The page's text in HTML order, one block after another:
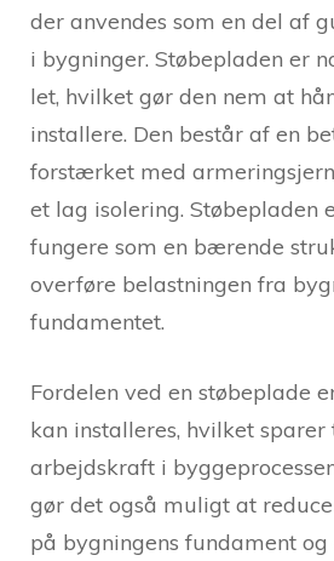
der anvendes som en del af
i bygninger. Støbepladen er
let, hvilket gør den nem at
installere. Den består af en
forstærket med
et lag isolering. Støbepladen
fungere som en bærende
overføre belastningen fra
fundamentet.
Fordelen ved en støbeplade
kan installeres, hvilket sparer
arbejdskraft i
gør det også muligt at
på bygningens fundament og